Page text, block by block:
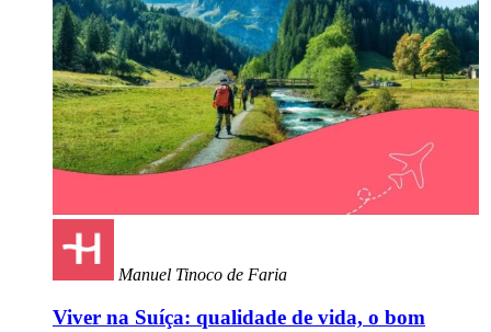
Manuel Tinoco de Faria
Viver na Suíça: qualidade de vida, o bom